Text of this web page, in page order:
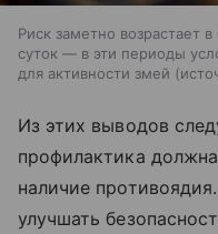
Риск заметно возрастает
суток — в эти периоды
для активности змей
Из этих выводов
профилактика
наличие
улучшать